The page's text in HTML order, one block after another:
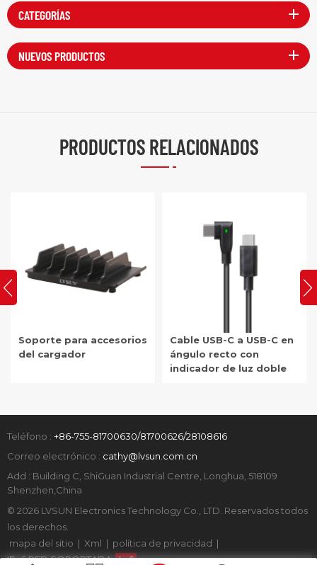
CATEGORÍAS
NUEVOS PRODUCTOS
PRODUCTOS RELACIONADOS
Soporte para accesorios
del cargador
Cable USB-C a USB-C en
ángulo recto con
indicador de luz doble
Teléfono : +86-755-81700630/81700626/28108616
Correo electrónico : cathy@lvsun.com.cn
Add : Building C, ShiGuan Industrial Centre, Longhua, 518109
Shenzhen,China
© 2026 LVSUN Electronics Technology Co., LTD. Reservados todos
los derechos.
mapa del sitio | Xml | política de privacidad |
IPv6 RED SOPORTADA